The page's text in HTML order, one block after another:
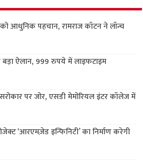
आधुनिक पहचान, रामराज कॉटन ने लॉन्च
बड़ा ऐलान, 999 रुपये में लाइफटाइम
पर जोर, एसडी मेमोरियल इंटर कॉलेज में
‘आरएमज़ेड इन्फिनिटी’ का निर्माण करेगी